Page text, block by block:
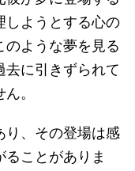
しようとする心の
ような夢を見る
去に引きずられて
。
り、その登場は感
ことがありま